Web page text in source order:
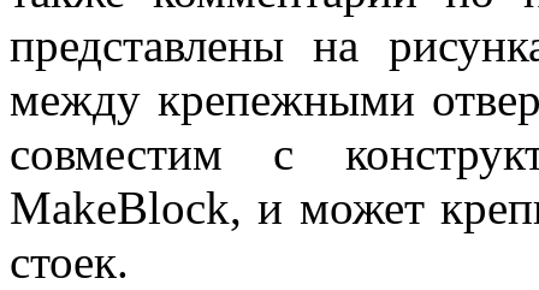
представлены на
между крепежными
совместим с
MakeBlock, и может
стоек.